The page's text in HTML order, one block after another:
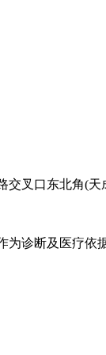
交叉口东北角(天
为诊断及医疗依